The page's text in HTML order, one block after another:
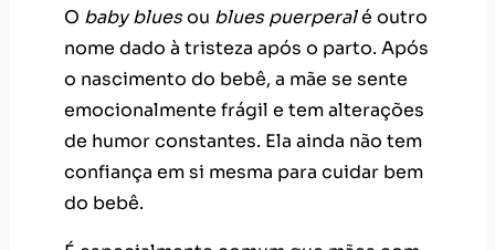
O baby bluesou blues puerperalé outro
nome dado à tristeza após o parto. Após
o nascimento do bebê, a mãe se sente
emocionalmente frágil e tem alterações
de humor constantes. Ela ainda não tem
confiança em si mesma para cuidar bem
do bebê.